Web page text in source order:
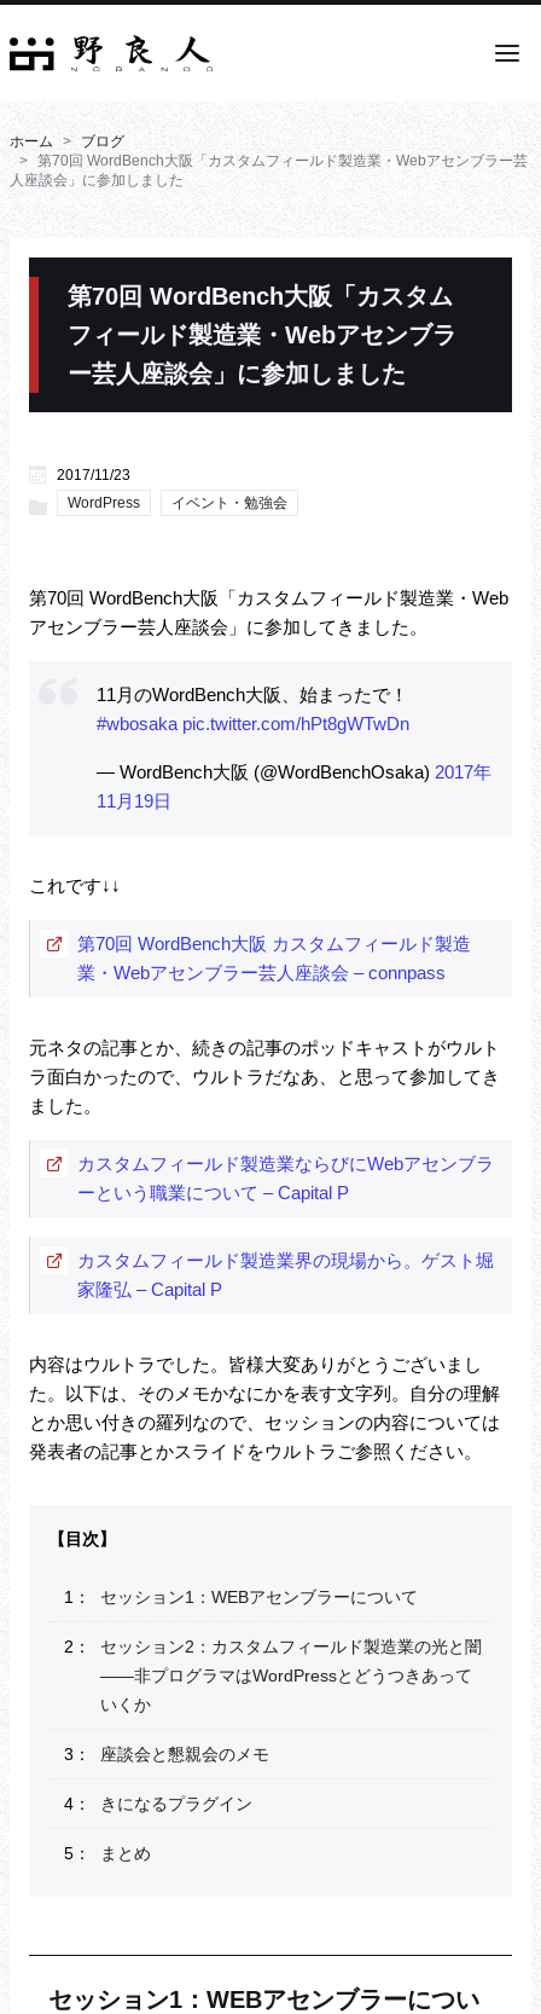
ホーム
ブログ
第70回 WordBench大阪「カスタムフィールド製造業・Webアセンブラー芸
人座談会」に参加しました
第70回 WordBench大阪「カスタム
フィールド製造業・Webアセンブラ
ー芸人座談会」に参加しました
2017/11/23
WordPress
イベント・勉強会
第70回 WordBench大阪「カスタムフィールド製造業・Web
アセンブラー芸人座談会」に参加してきました。
11月のWordBench大阪、始まったで！
#wbosaka pic.twitter.com/hPt8gWTwDn
— WordBench大阪 (@WordBenchOsaka) 2017年
11月19日
これです↓↓
第70回 WordBench大阪 カスタムフィールド製造
業・Webアセンブラー芸人座談会 – connpass
元ネタの記事とか、続きの記事のポッドキャストがウルト
ラ面白かったので、ウルトラだなあ、と思って参加してき
ました。
カスタムフィールド製造業ならびにWebアセンブラ
ーという職業について – Capital P
カスタムフィールド製造業界の現場から。ゲスト堀
家隆弘 – Capital P
内容はウルトラでした。皆様大変ありがとうございまし
た。以下は、そのメモかなにかを表す文字列。自分の理解
とか思い付きの羅列なので、セッションの内容については
発表者の記事とかスライドをウルトラご参照ください。
セッション1：WEBアセンブラーについて
セッション2：カスタムフィールド製造業の光と闇
――非プログラマはWordPressとどうつきあって
いくか
座談会と懇親会のメモ
きになるプラグイン
まとめ
セッション1：WEBアセンブラーについ